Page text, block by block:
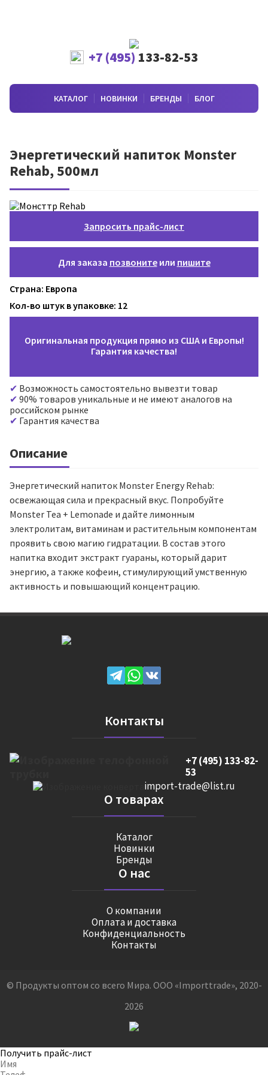
+7 (495) 133-82-53
КАТАЛОГ НОВИНКИ БРЕНДЫ БЛОГ
Энергетический напиток Monster
Rehab, 500мл
Запросить прайс-лист
Для заказа позвонитеили пишите
Страна: Европа
Кол-во штук в упаковке: 12
Оригинальная продукция прямо из США и Европы!
Гарантия качества!
Возможность самостоятельно вывезти товар
90% товаров уникальные и не имеют аналогов на
российском рынке
Гарантия качества
Описание
Энергетический напиток Monster Energy Rehab:
освежающая сила и прекрасный вкус. Попробуйте
Monster Tea + Lemonade и дайте лимонным
электролитам, витаминам и растительным компонентам
проявить свою магию гидратации. В состав этого
напитка входит экстракт гуараны, который дарит
энергию, а также кофеин, стимулирующий умственную
активность и повышающий концентрацию.
Контакты
+7 (495) 133-82-
53
import-trade@list.ru
О товарах
Каталог
Новинки
Бренды
О нас
О компании
Оплата и доставка
Конфиденциальность
Контакты
© Продукты оптом со всего Мира. ООО «Importtrade», 2020-
2026
Получить прайс-лист